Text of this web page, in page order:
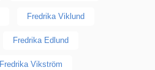
Fredrika Viklund
Fredrika Edlund
Fredrika Vikström